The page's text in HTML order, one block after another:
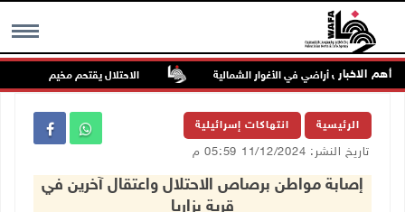
MENU أهم الاخبار
يسيّجون أراضي في الأغوار الشمالية الاحتلال يقتحم مخيم عسكر شرق
الرئيسية انتهاكات إسرائيلية
تاريخ النشر: 11/12/2024 05:59 م
إصابة مواطن برصاص الاحتلال واعتقال آخرين في
قرية بزاريا